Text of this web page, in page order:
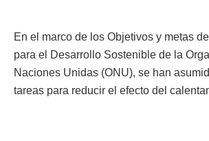
En el marco de los Objetivos y metas
para el Desarrollo Sostenible de la
Naciones Unidas (ONU), se han
tareas para reducir el efecto del